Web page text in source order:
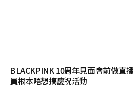
BLACKPINK 10周年見面會前做直
員根本唔想搞慶祝活動